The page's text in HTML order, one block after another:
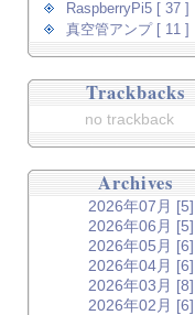
RaspberryPi5 [ 37 ]
真空管アンプ [ 11 ]
Trackbacks
no trackback
Archives
2026年07月 [5]
2026年06月 [5]
2026年05月 [6]
2026年04月 [6]
2026年03月 [8]
2026年02月 [6]